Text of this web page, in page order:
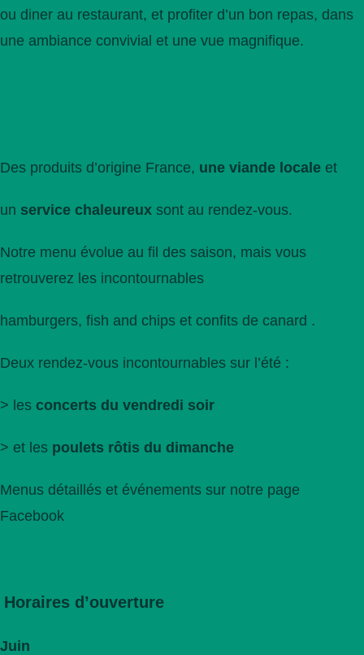
ou diner au restaurant, et profiter d’un bon repas, dans
une ambiance convivial et une vue magnifique.
Des produits d’origine France, une viande locale et
un service chaleureux sont au rendez-vous.
Notre menu évolue au fil des saison, mais vous
retrouverez les incontournables
hamburgers, fish and chips et confits de canard .
Deux rendez-vous incontournables sur l’été :
> les concerts du vendredi soir
> et les poulets rôtis du dimanche
Menus détaillés et événements sur notre page
Facebook
Horaires d’ouverture
Juin